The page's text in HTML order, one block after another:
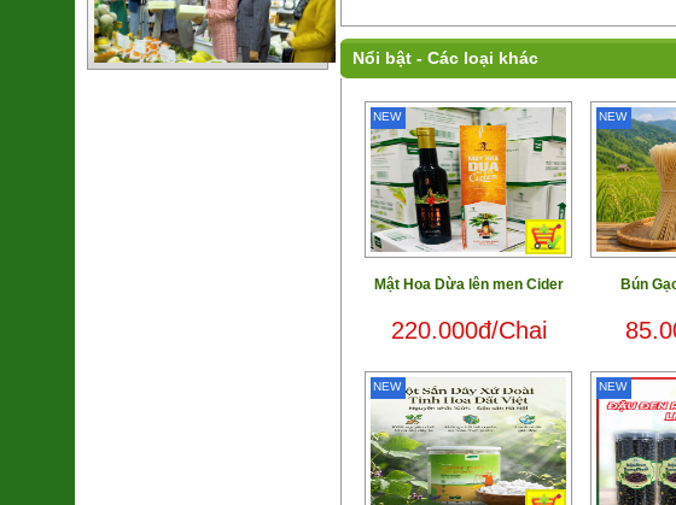
Nổi bật - Các loại khác
Mật Hoa Dừa lên men Cider
220.000đ/Chai
NEW
Bún
NEW
NEW NEW